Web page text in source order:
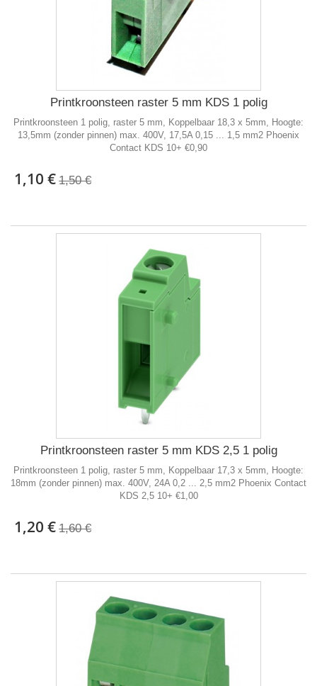
Printkroonsteen raster 5 mm KDS 1 polig
Printkroonsteen 1 polig, raster 5 mm, Koppelbaar 18,3 x 5mm, Hoogte:
13,5mm (zonder pinnen) max. 400V, 17,5A 0,15 ... 1,5 mm2 Phoenix
Contact KDS 10+ €0,90
1,10 € 1,50 €
Printkroonsteen raster 5 mm KDS 2,5 1 polig
Printkroonsteen 1 polig, raster 5 mm, Koppelbaar 17,3 x 5mm, Hoogte:
18mm (zonder pinnen) max. 400V, 24A 0,2 ... 2,5 mm2 Phoenix Contact
KDS 2,5 10+ €1,00
1,20 € 1,60 €